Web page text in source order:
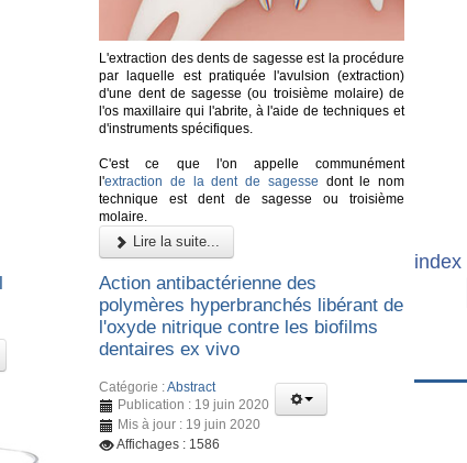
L'extraction des dents de sagesse est la procédure
par laquelle est pratiquée l'avulsion (extraction)
d'une dent de sagesse (ou troisième molaire) de
l'os maxillaire qui l'abrite, à l'aide de techniques et
d'instruments spécifiques.
C'est ce que l'on appelle communément
l'extraction de la dent de sagesse dont le nom
technique est dent de sagesse ou troisième
molaire.
Lire la suite...
Action antibactérienne des
polymères hyperbranchés libérant de
l'oxyde nitrique contre les biofilms
dentaires ex vivo
Catégorie :Abstract
Publication : 19 juin 2020
Mis à jour : 19 juin 2020
Affichages : 1586
index